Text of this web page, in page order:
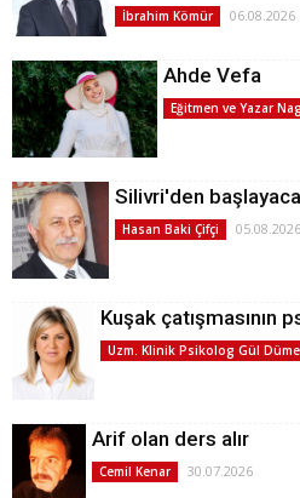
İbrahim Kömür 06.08.2026
Ahde Vefa
Eğitmen ve Yazar
Silivri'den
Hasan Baki Çifçi 05.08.2026
Kuşak çatışmasının
Uzm. Klinik Psikolog Gül
Arif olan ders alır
Cemil Kenar 30.07.2026